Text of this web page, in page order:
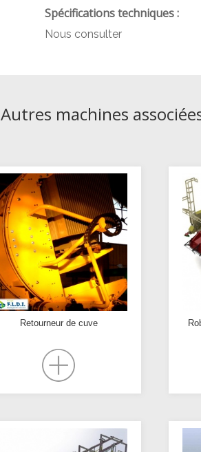
Spécifications techniques :
Nous consulter
Autres machines
Retourneur de cuve